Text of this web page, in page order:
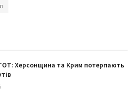
Херсонщина та Крим потерпають